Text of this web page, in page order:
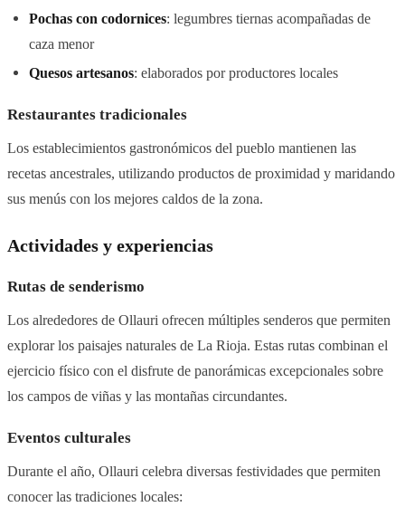
Pochas con codornices: legumbres tiernas acompañadas de
caza menor
Quesos artesanos: elaborados por productores locales
Restaurantes tradicionales
Los establecimientos gastronómicos del pueblo mantienen las
recetas ancestrales, utilizando productos de proximidad y maridando
sus menús con los mejores caldos de la zona.
Actividades y experiencias
Rutas de senderismo
Los alrededores de Ollauri ofrecen múltiples senderos que permiten
explorar los paisajes naturales de La Rioja. Estas rutas combinan el
ejercicio físico con el disfrute de panorámicas excepcionales sobre
los campos de viñas y las montañas circundantes.
Eventos culturales
Durante el año, Ollauri celebra diversas festividades que permiten
conocer las tradiciones locales: